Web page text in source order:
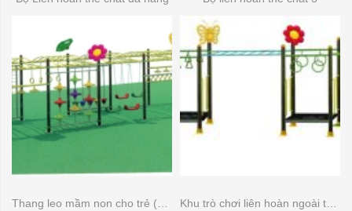
Thang leo mầm non cho trẻ (Thang leo đa năng) Khu trò chơi liên hoàn ngoài trời 14 khối